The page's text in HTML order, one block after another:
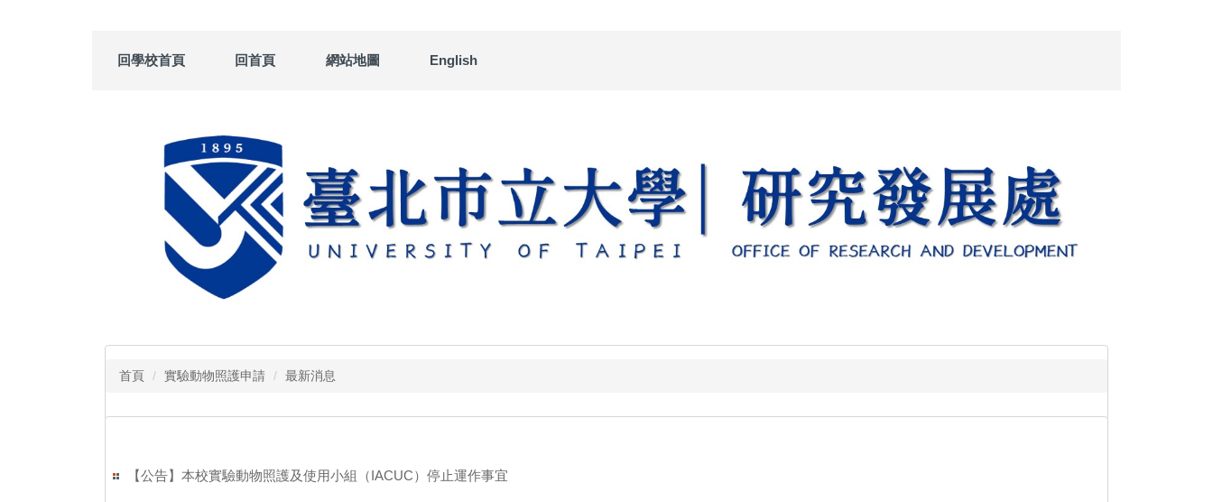
回學校首頁 回首頁 網站地圖 English
首頁 實驗動物照護申請 最新消息
【公告】本校實驗動物照護及使用小組（IACUC）停止運作事宜